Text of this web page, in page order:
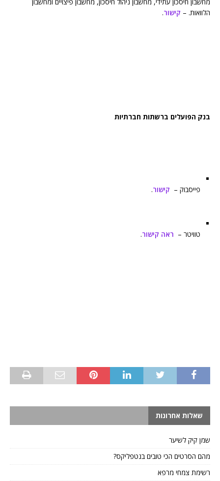
הלוואות. – קישור.
בנק הפועלים ברשתות חברתיות
פייסבוק – קישור.
טוויטר – ראה קישור.
שאלות אחרונות
שמן קיק לשיער
מהם הסרטים הכי טובים בנטפליקס?
רשימת צמחי מרפא